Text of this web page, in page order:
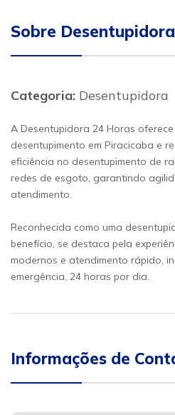
Sobre Desentupidora
Categoria: Desentupidora
A Desentupidora 24 Horas
desentupimento em Piracicaba e
eficiência no desentupimento de
redes de esgoto, garantindo
atendimento.
Reconhecida como uma
benefício, se destaca pela
modernos e atendimento rápido,
emergência, 24 horas por dia.
Informações de